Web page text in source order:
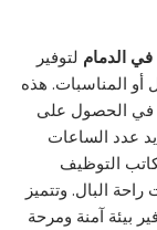
الدمام لتوفير
أو المناسبات. هذه
في الحصول على
عدد الساعات
التوظيف
البال. وتتميز
بيئة آمنة ومرحة